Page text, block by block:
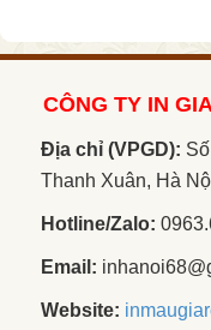
CÔNG TY IN
Địa chỉ (VPGD):
Thanh Xuân, Hà
Hotline/Zalo:
Email:
Website: